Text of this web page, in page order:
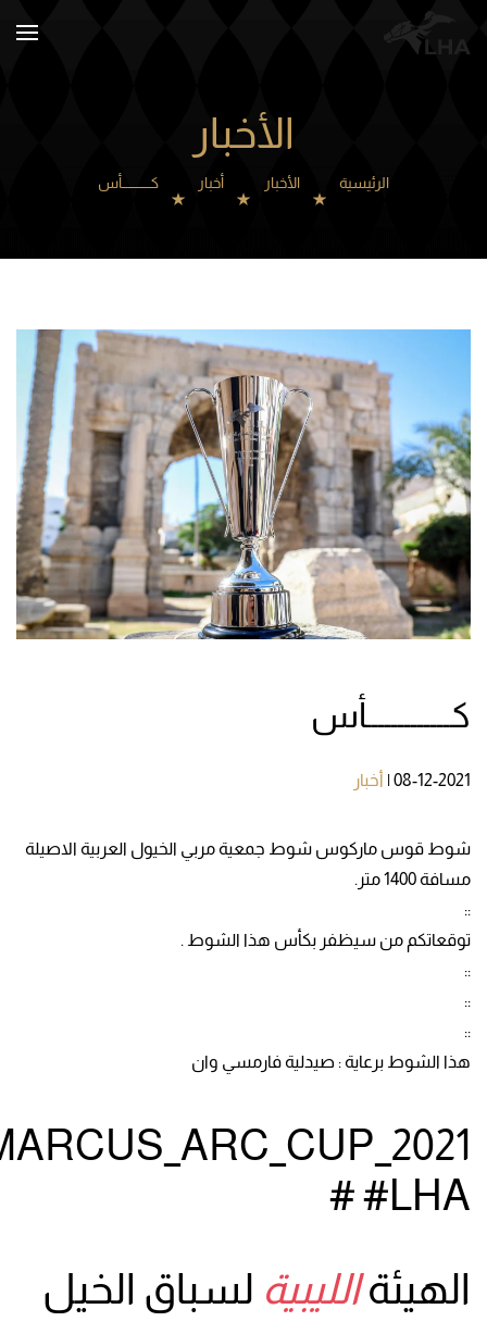
الأخبار
الرئيسية الأخبار أخبار كـــــــــــــأس
كـــــــــــــأس
08-12-2021
| أخبار
شوط قوس ماركوس شوط جمعية مربي الخيول العربية الاصيلة
مسافة 1400 متر.
::
توقعاتكم من سيظفر بكأس هذا الشوط .
::
::
::
هذا الشوط برعاية : صيدلية فارمسي وان
#LHA #
الهيئةالليبية لسباق الخيل